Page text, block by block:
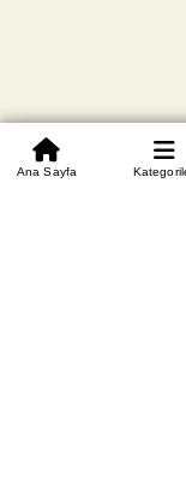
Beden Tablosu
Ana Sayfa